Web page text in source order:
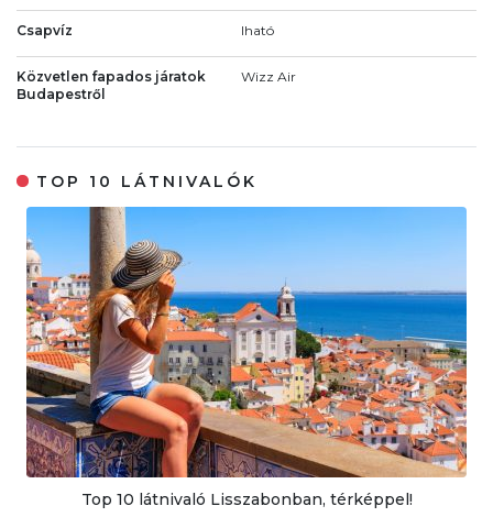
Csapvíz Iható
Közvetlen fapados járatok
Budapestről
Wizz Air
TOP 10 LÁTNIVALÓK
Top 10 látnivaló Lisszabonban, térképpel!